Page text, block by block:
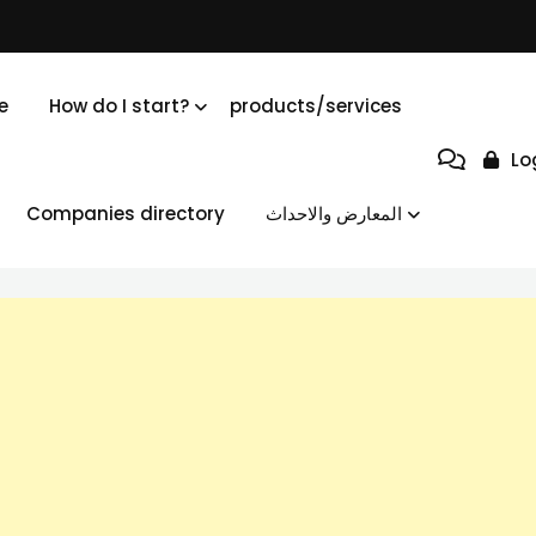
How do I start? products/services
Companies directory المعارض والاحداث